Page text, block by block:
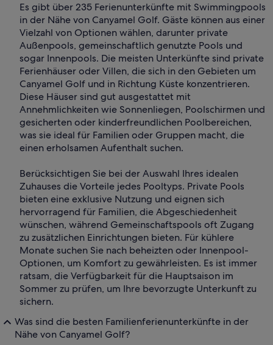
Es gibt über 235 Ferienunterkünfte mit Swimmingpools
in der Nähe von Canyamel Golf. Gäste können aus einer
Vielzahl von Optionen wählen, darunter private
Außenpools, gemeinschaftlich genutzte Pools und
sogar Innenpools. Die meisten Unterkünfte sind private
Ferienhäuser oder Villen, die sich in den Gebieten um
Canyamel Golf und in Richtung Küste konzentrieren.
Diese Häuser sind gut ausgestattet mit
Annehmlichkeiten wie Sonnenliegen, Poolschirmen und
gesicherten oder kinderfreundlichen Poolbereichen,
was sie ideal für Familien oder Gruppen macht, die
einen erholsamen Aufenthalt suchen.
Berücksichtigen Sie bei der Auswahl Ihres idealen
Zuhauses die Vorteile jedes Pooltyps. Private Pools
bieten eine exklusive Nutzung und eignen sich
hervorragend für Familien, die Abgeschiedenheit
wünschen, während Gemeinschaftspools oft Zugang
zu zusätzlichen Einrichtungen bieten. Für kühlere
Monate suchen Sie nach beheizten oder Innenpool-
Optionen, um Komfort zu gewährleisten. Es ist immer
ratsam, die Verfügbarkeit für die Hauptsaison im
Sommer zu prüfen, um Ihre bevorzugte Unterkunft zu
sichern.
Was sind die besten Familienferienunterkünfte in der
Nähe von Canyamel Golf?